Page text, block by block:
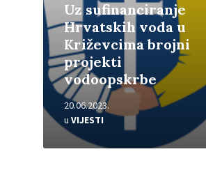
Uz sufinanciranje
Hrvatskih voda u
Križevcima brojni
projekti
vodoopskrbe
20.06.2023.
u VIJESTI